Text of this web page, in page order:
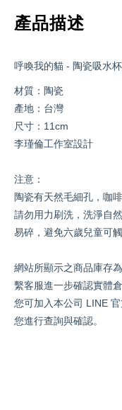
產品描述
呼喚我的貓 - 陶瓷吸水
材質：陶瓷
產地：台灣
尺寸：11cm
李瑾倫工作室設計
注意：
陶瓷有天然毛細孔，咖
請勿用力刷洗，洗淨自然
易碎，避免六歲兒童可觸
網站所顯示之商品庫存
繫客服進一步確認實體倉
您可加入本公司 LINE
您進行查詢與確認。